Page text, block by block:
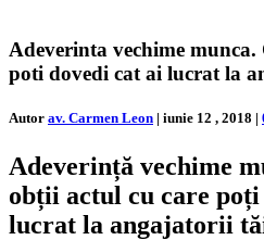
Adeverinta vechime
poti dovedi cat ai lucrat la
Autor av. Carmen Leon | iunie 12 , 2018 |
Adeverință vechime
obții actul cu care
lucrat la angajatorii